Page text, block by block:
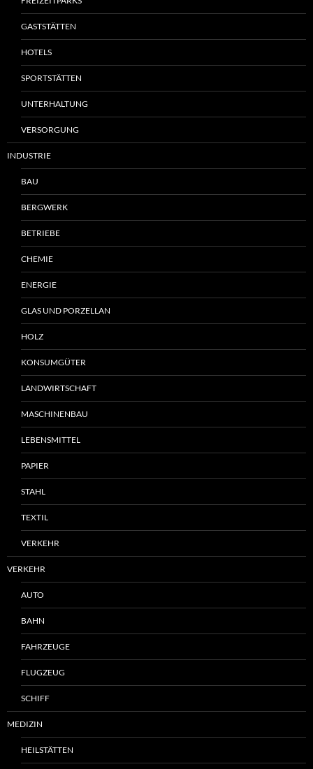
GASTSTÄTTEN
HOTELS
SPORTSTÄTTEN
UNTERHALTUNG
VERSORGUNG
INDUSTRIE
BAU
BERGWERK
BETRIEBE
CHEMIE
ENERGIE
GLAS UND PORZELLAN
HOLZ
KONSUMGÜTER
LANDWIRTSCHAFT
MASCHINENBAU
LEBENSMITTEL
PAPIER
STAHL
TEXTIL
VERKEHR
VERKEHR
AUTO
BAHN
FAHRZEUGE
FLUGZEUG
SCHIFF
MEDIZIN
HEILSTÄTTEN